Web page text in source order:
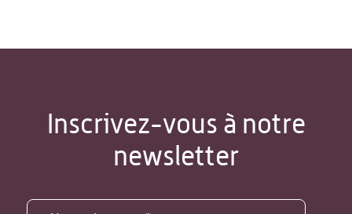
Inscrivez-vous à notre
newsletter